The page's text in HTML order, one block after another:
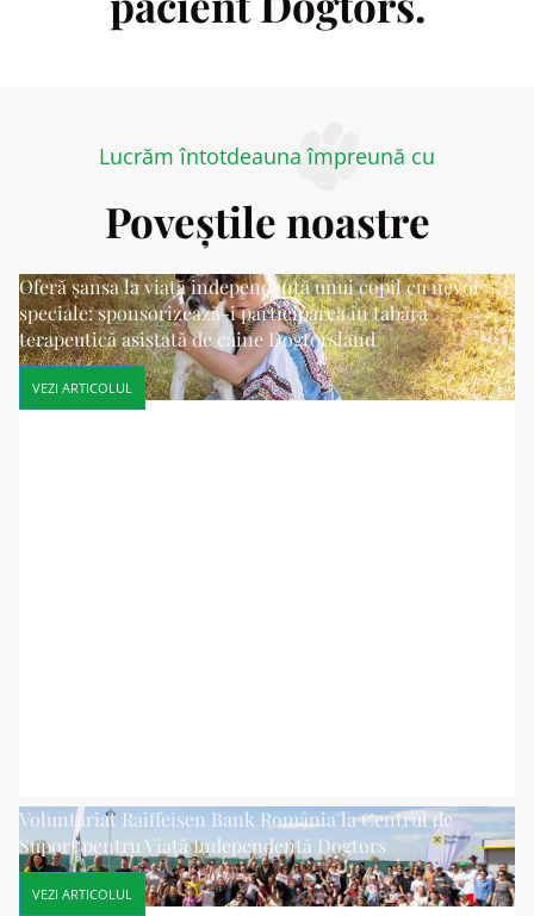
Lucrăm întotdeauna împreună cu
Poveștile noastre
Oferă șansa la viață independentă unui copil cu nevoi
speciale: sponsorizează-i participarea în tabăra
terapeutică asistată de câine Dogtorsland
VEZI ARTICOLUL
Voluntariat Raiffeisen Bank România la Centrul de
Suport pentru Viață Independentă Dogtors
VEZI ARTICOLUL